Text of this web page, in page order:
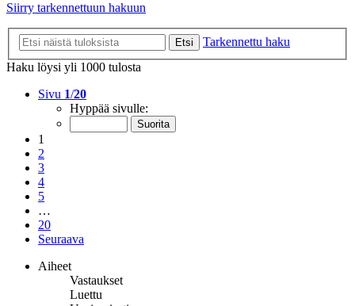
Siirry tarkennettuun hakuun
Etsi
Tarkennettu haku
Haku löysi yli 1000 tulosta
Sivu 1/20
Hyppää sivulle:
1
2
3
4
5
…
20
Seuraava
Aiheet
Vastaukset
Luettu